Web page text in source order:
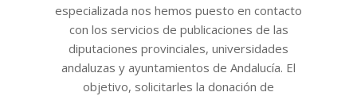
especializada nos hemos puesto en contacto
con los servicios de publicaciones de las
diputaciones provinciales, universidades
andaluzas y ayuntamientos de Andalucía. El
objetivo, solicitarles la donación de